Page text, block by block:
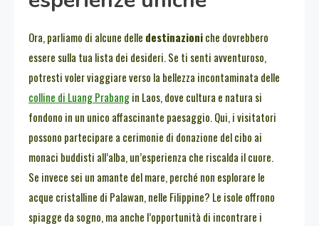
Ora, parliamo di alcune delle destinazioniche dovrebbero
essere sulla tua lista dei desideri. Se ti senti avventuroso,
potresti voler viaggiare verso la bellezza incontaminata delle
colline di Luang Prabangin Laos, dove cultura e natura si
fondono in un unico affascinante paesaggio. Qui, i visitatori
possono partecipare a cerimonie di donazione del cibo ai
monaci buddisti all’alba, un’esperienza che riscalda il cuore.
Se invece sei un amante del mare, perché non esplorare le
acque cristalline di Palawan, nelle Filippine? Le isole offrono
spiagge da sogno, ma anche l’opportunità di incontrare i